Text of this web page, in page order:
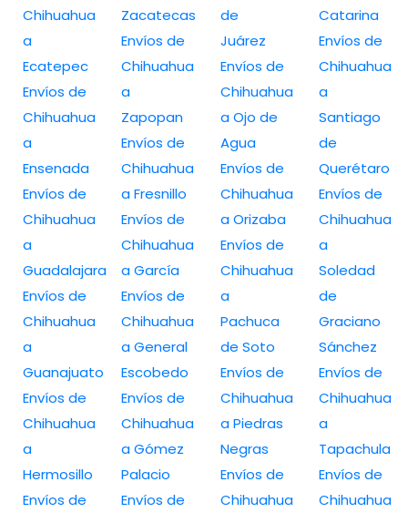
Chihuahua
a
Ecatepec
Envíos de
Chihuahua
a
Ensenada
Envíos de
Chihuahua
a
Guadalajara
Envíos de
Chihuahua
a
Guanajuato
Envíos de
Chihuahua
a
Hermosillo
Envíos de
Zacatecas
Envíos de
Chihuahua
a
Zapopan
Envíos de
Chihuahua
a Fresnillo
Envíos de
Chihuahua
a García
Envíos de
Chihuahua
a General
Escobedo
Envíos de
Chihuahua
a Gómez
Palacio
Envíos de
de
Juárez
Envíos de
Chihuahua
a Ojo de
Agua
Envíos de
Chihuahua
a Orizaba
Envíos de
Chihuahua
a
Pachuca
de Soto
Envíos de
Chihuahua
a Piedras
Negras
Envíos de
Chihuahua
Catarina
Envíos de
Chihuahua
a
Santiago
de
Querétaro
Envíos de
Chihuahua
a
Soledad
de
Graciano
Sánchez
Envíos de
Chihuahua
a
Tapachula
Envíos de
Chihuahua